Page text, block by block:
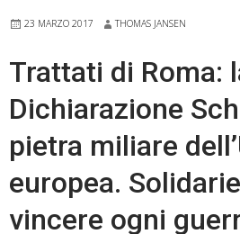
23 MARZO 2017 THOMAS JANSEN
Trattati di Roma:
Dichiarazione
pietra miliare
europea.
vincere ogni